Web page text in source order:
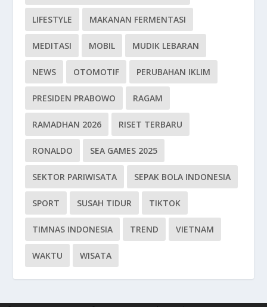
LIFESTYLE MAKANAN FERMENTASI
MEDITASI MOBIL MUDIK LEBARAN
NEWS OTOMOTIF PERUBAHAN IKLIM
PRESIDEN PRABOWO RAGAM
RAMADHAN 2026 RISET TERBARU
RONALDO SEA GAMES 2025
SEKTOR PARIWISATA SEPAK BOLA INDONESIA
SPORT SUSAH TIDUR TIKTOK
TIMNAS INDONESIA TREND VIETNAM
WAKTU WISATA